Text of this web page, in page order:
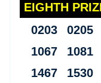
EIGHTH
0203 0205
1067
1467